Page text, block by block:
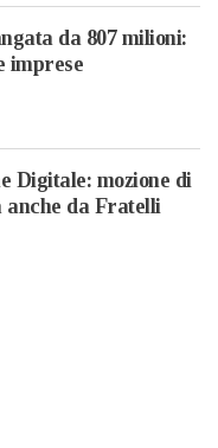
da 807 milioni:
imprese
Digitale: mozione di
anche da Fratelli